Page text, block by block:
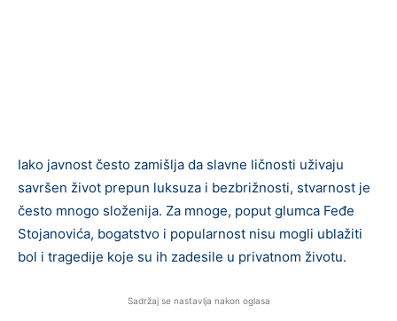
Iako javnost često zamišlja da slavne ličnosti uživaju
savršen život prepun luksuza i bezbrižnosti, stvarnost je
često mnogo složenija. Za mnoge, poput glumca Feđe
Stojanovića, bogatstvo i popularnost nisu mogli ublažiti
bol i tragedije koje su ih zadesile u privatnom životu.
Sadržaj se nastavlja nakon oglasa